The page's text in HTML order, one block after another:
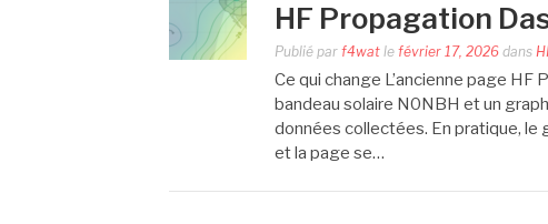
HF Propagation
Publié par f4wat le février 17, 2026 dans
Ce qui change L’ancienne page
bandeau solaire N0NBH et un
données collectées. En pratique, le
et la page se…